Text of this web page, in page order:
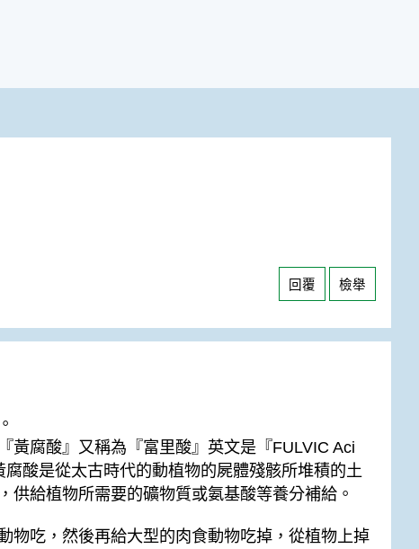
回覆 檢舉
黃腐酸』又稱為『富里酸』英文是『FULVIC Aci
酸是從太古時代的動植物的屍體殘骸所堆積的土
給植物所需要的礦物質或氨基酸等養分補給。
物吃，然後再給大型的肉食動物吃掉，從植物上掉